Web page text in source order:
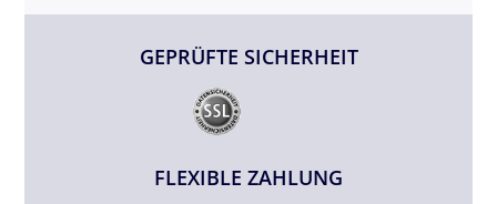
GEPRÜFTE SICHERHEIT
FLEXIBLE ZAHLUNG